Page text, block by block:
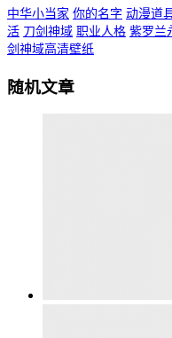
中华小当家 你的名字 动漫道
活 刀剑神域 职业人格 紫罗兰
剑神域高清壁纸
随机文章